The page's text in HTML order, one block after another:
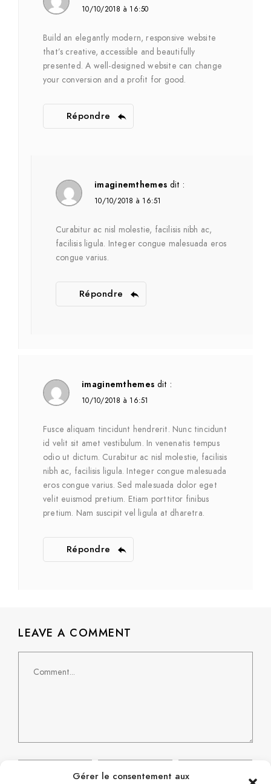
Gérer le consentement aux
10/10/2018 à 16:50
Build an elegantly modern, responsive website
that’s creative, accessible and beautifully
presented. A well-designed website can change
your conversion and a profit for good.
Répondre
imaginemthemes dit :
10/10/2018 à 16:51
Curabitur ac nisl molestie, facilisis nibh ac,
facilisis ligula. Integer congue malesuada eros
congue varius.
Répondre
imaginemthemes dit :
10/10/2018 à 16:51
Fusce aliquam tincidunt hendrerit. Nunc tincidunt
id velit sit amet vestibulum. In venenatis tempus
odio ut dictum. Curabitur ac nisl molestie, facilisis
nibh ac, facilisis ligula. Integer congue malesuada
eros congue varius. Sed malesuada dolor eget
velit euismod pretium. Etiam porttitor finibus
pretium. Nam suscipit vel ligula at dharetra.
Répondre
LEAVE A COMMENT